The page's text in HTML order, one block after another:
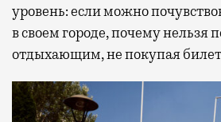
уровень: если можно
в своем городе, почему нельзя
отдыхающим, не покупая